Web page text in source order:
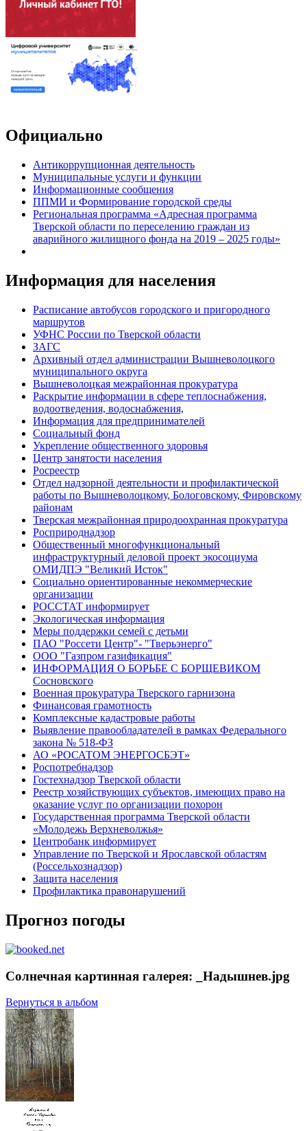
Официально
Антикоррупционная деятельность
Муниципальные услуги и функции
Информационные сообщения
ППМИ и Формирование городской среды
Региональная программа «Адресная программа
Тверской области по переселению граждан из
аварийного жилищного фонда на 2019 – 2025 годы»
Информация для населения
Расписание автобусов городского и пригородного
маршрутов
УФНС России по Тверской области
ЗАГС
Архивный отдел администрации Вышневолоцкого
муниципального округа
Вышневолоцкая межрайонная прокуратура
Раскрытие информации в сфере теплоснабжения,
водоотведения, водоснабжения,
Информация для предпринимателей
Социальный фонд
Укрепление общественного здоровья
Центр занятости населения
Росреестр
Отдел надзорной деятельности и профилактической
работы по Вышневолоцкому, Бологовскому, Фировскому
районам
Тверская межрайонная природоохранная прокуратура
Росприроднадзор
Общественный многофункциональный
инфраструктурный деловой проект экосоциума
ОМИДПЭ "Великий Исток"
Социально ориентированные некоммерческие
организации
РОССТАТ информирует
Экологическая информация
Меры поддержки семей с детьми
ПАО "Россети Центр"- "Тверьэнерго"
ООО "Газпром газификация"
ИНФОРМАЦИЯ О БОРЬБЕ С БОРЩЕВИКОМ
Сосновского
Военная прокуратура Тверского гарнизона
Финансовая грамотность
Комплексные кадастровые работы
Выявление правообладателей в рамках Федерального
закона № 518-ФЗ
АО «РОСАТОМ ЭНЕРГОСБЭТ»
Роспотребнадзор
Гостехнадзор Тверской области
Реестр хозяйствующих субъектов, имеющих право на
оказание услуг по организации похорон
Государственная программа Тверской области
«Молодежь Верхневолжья»
Центробанк информирует
Управление по Тверской и Ярославской областям
(Россельхознадзор)
Защита населения
Профилактика правонарушений
Прогноз погоды
Солнечная картинная галерея: _Надышнев.jpg
Вернуться в альбом